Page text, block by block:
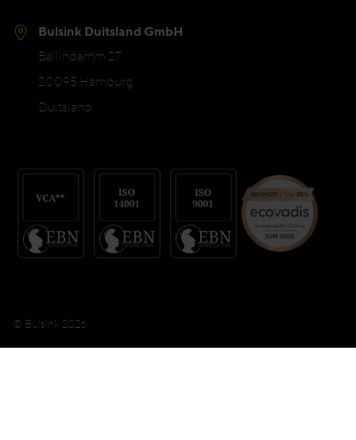
Bulsink Duitsland GmbH
Ballindamm 27
20095 Hamburg
Duitsland
© Bulsink 2026